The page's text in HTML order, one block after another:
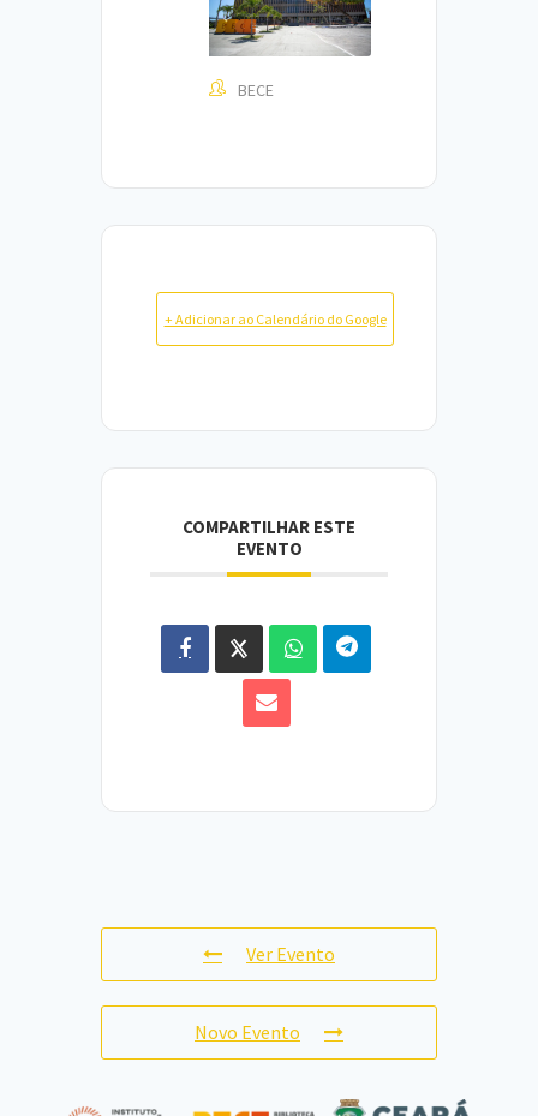
BECE
+ Adicionar ao Calendário do Google
COMPARTILHAR ESTE
EVENTO
Ver Evento
Novo Evento